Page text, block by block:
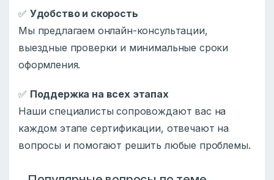
✅ Удобство и скорость
Мы предлагаем онлайн-консультации,
выездные проверки и минимальные сроки
оформления.
✅ Поддержка на всех этапах
Наши специалисты сопровождают вас на
каждом этапе сертификации, отвечают на
вопросы и помогают решить любые проблемы.